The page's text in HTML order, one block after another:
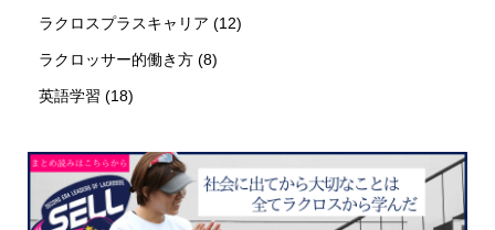
ラクロスプラスキャリア (12)
ラクロッサー的働き方 (8)
英語学習 (18)